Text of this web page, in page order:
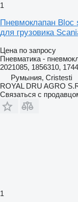
1
Пневмоклапан Bloc
для грузовика
Цена по запросу
Пневматика -
2021085, 1856310,
Румыния, Cristesti
ROYAL DRU AGRO
Связаться с
1